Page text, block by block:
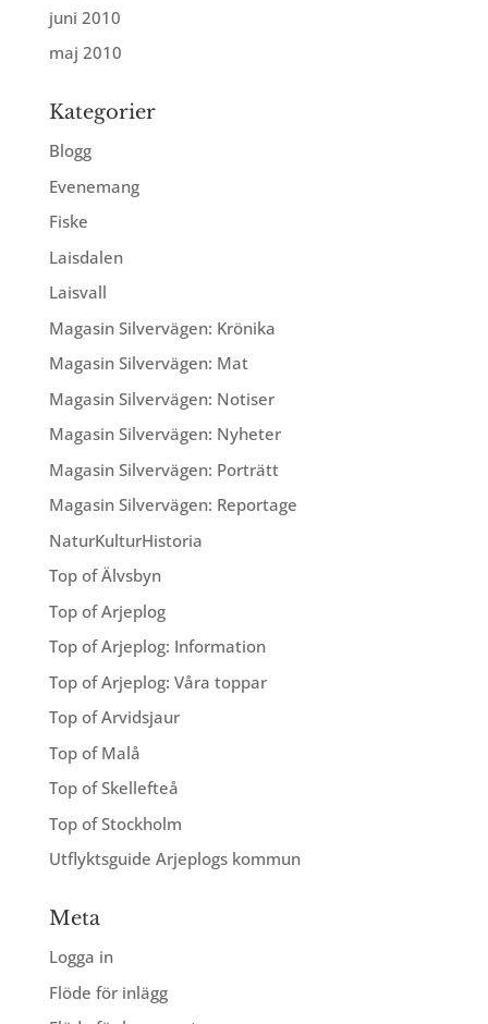
juni 2010
maj 2010
Kategorier
Blogg
Evenemang
Fiske
Laisdalen
Laisvall
Magasin Silvervägen: Krönika
Magasin Silvervägen: Mat
Magasin Silvervägen: Notiser
Magasin Silvervägen: Nyheter
Magasin Silvervägen: Porträtt
Magasin Silvervägen: Reportage
NaturKulturHistoria
Top of Älvsbyn
Top of Arjeplog
Top of Arjeplog: Information
Top of Arjeplog: Våra toppar
Top of Arvidsjaur
Top of Malå
Top of Skellefteå
Top of Stockholm
Utflyktsguide Arjeplogs kommun
Meta
Logga in
Flöde för inlägg